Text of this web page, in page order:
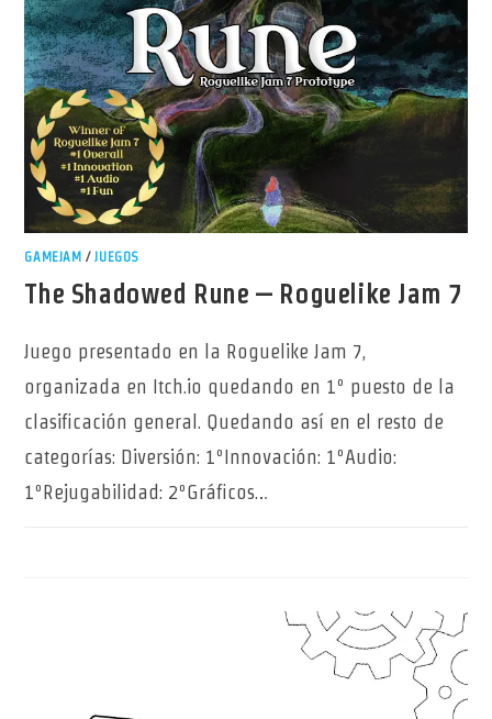
GAMEJAM /JUEGOS
The Shadowed Rune – Roguelike Jam 7
Juego presentado en la Roguelike Jam 7,
organizada en Itch.io quedando en 1º puesto de la
clasificación general. Quedando así en el resto de
categorías: Diversión: 1ºInnovación: 1ºAudio:
1ºRejugabilidad: 2ºGráficos…